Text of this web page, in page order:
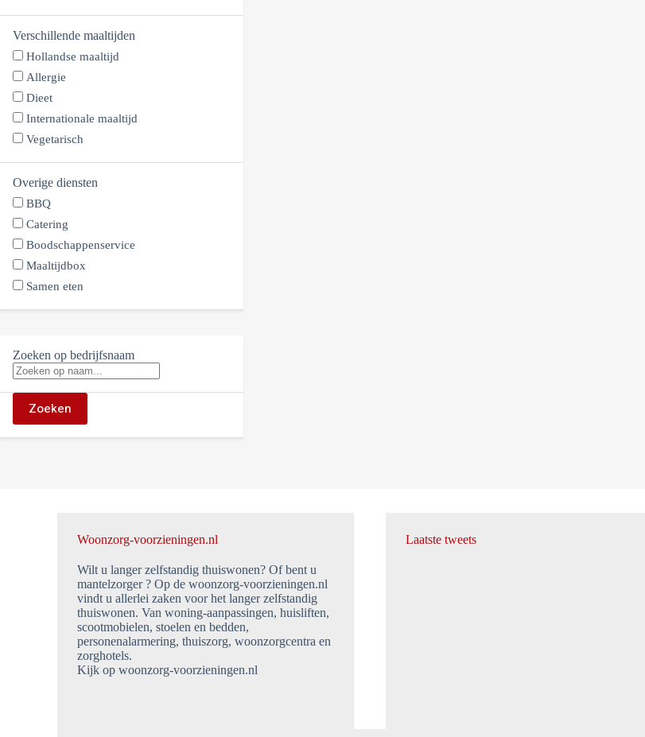
Verschillende maaltijden
Hollandse maaltijd
Allergie
Dieet
Internationale maaltijd
Vegetarisch
Overige diensten
BBQ
Catering
Boodschappenservice
Maaltijdbox
Samen eten
Zoeken op bedrijfsnaam
Zoeken
Woonzorg-voorzieningen.nl
Wilt u langer zelfstandig thuiswonen? Of bent u
mantelzorger ? Op de woonzorg-voorzieningen.nl
vindt u allerlei zaken voor het langer zelfstandig
thuiswonen. Van woning-aanpassingen, huisliften,
scootmobielen, stoelen en bedden,
personenalarmering, thuiszorg, woonzorgcentra en
zorghotels.
Kijk op woonzorg-voorzieningen.nl
Laatste tweets